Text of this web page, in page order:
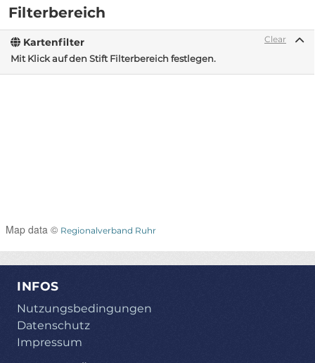
Filterbereich
Clear
Kartenfilter
Mit Klick auf den Stift Filterbereich festlegen.
Map data © Regionalverband Ruhr
INFOS
Nutzungsbedingungen
Datenschutz
Impressum